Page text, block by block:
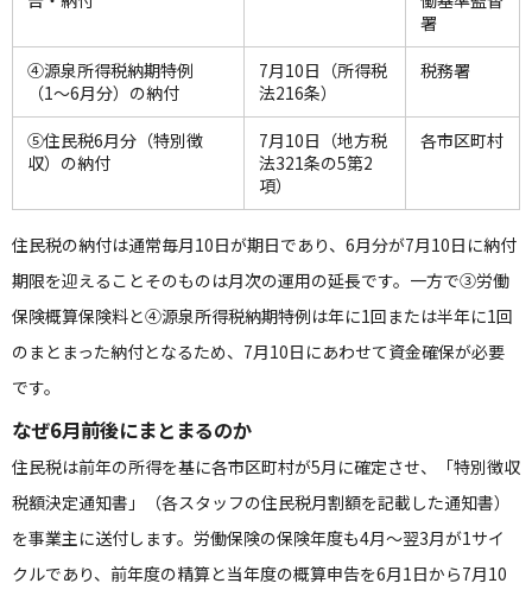
署
④源泉所得税納期特例
（1〜6月分）の納付
7月10日（所得税
法216条）
税務署
⑤住民税6月分（特別徴
収）の納付
7月10日（地方税
法321条の5第2
項）
各市区町村
住民税の納付は通常毎月10日が期日であり、6月分が7月10日に納付
期限を迎えることそのものは月次の運用の延長です。一方で③労働
保険概算保険料と④源泉所得税納期特例は年に1回または半年に1回
のまとまった納付となるため、7月10日にあわせて資金確保が必要
です。
なぜ6月前後にまとまるのか
住民税は前年の所得を基に各市区町村が5月に確定させ、「特別徴収
税額決定通知書」（各スタッフの住民税月割額を記載した通知書）
を事業主に送付します。労働保険の保険年度も4月〜翌3月が1サイ
クルであり、前年度の精算と当年度の概算申告を6月1日から7月10